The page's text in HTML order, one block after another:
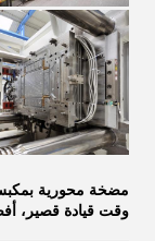
وقت قيادة قصير،